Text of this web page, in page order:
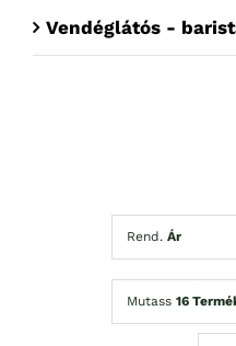
Rend. Ár
Mutass 16
Vendéglátós -